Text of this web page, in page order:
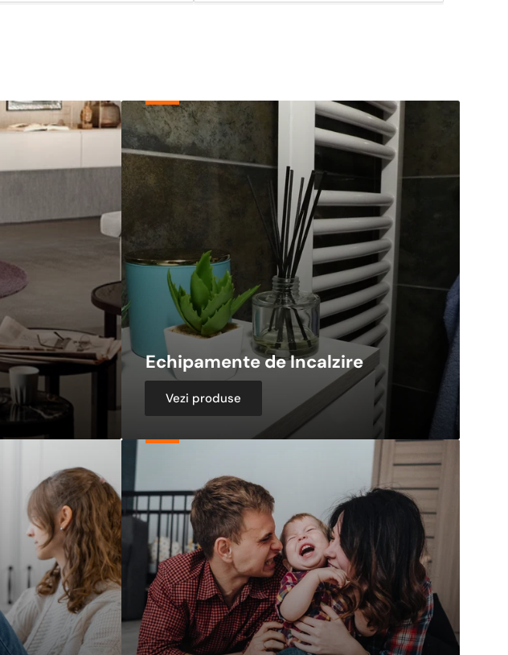
Echipamente
de
Incalzire
Echipamente de Incalzire
Vezi produse
Pachete
Termice